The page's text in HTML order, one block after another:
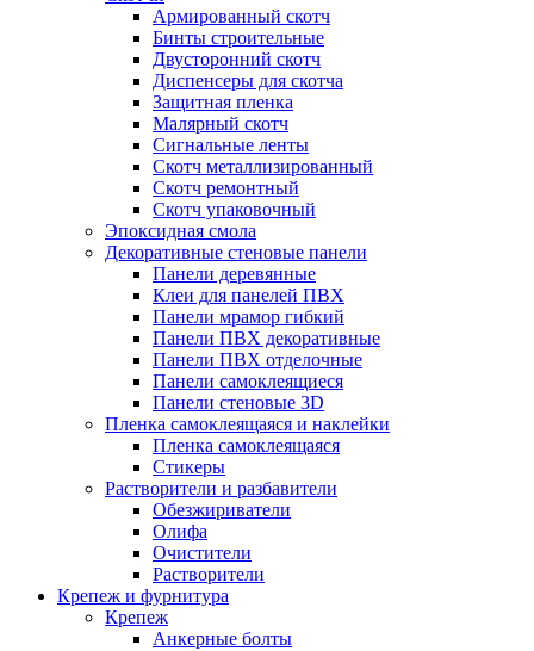
Армированный скотч
Бинты строительные
Двусторонний скотч
Диспенсеры для скотча
Защитная пленка
Малярный скотч
Сигнальные ленты
Скотч металлизированный
Скотч ремонтный
Скотч упаковочный
Эпоксидная смола
Декоративные стеновые панели
Панели деревянные
Клеи для панелей ПВХ
Панели мрамор гибкий
Панели ПВХ декоративные
Панели ПВХ отделочные
Панели самоклеящиеся
Панели стеновые 3D
Пленка самоклеящаяся и наклейки
Пленка самоклеящаяся
Стикеры
Растворители и разбавители
Обезжириватели
Олифа
Очистители
Растворители
Крепеж и фурнитура
Крепеж
Анкерные болты